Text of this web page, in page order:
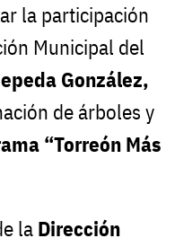
la participación
Municipal del
González,
de árboles y
“Torreón Más
la Dirección